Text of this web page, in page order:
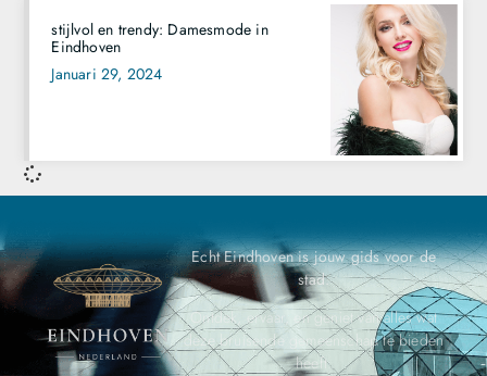
stijlvol en trendy: Damesmode in
Eindhoven
Januari 29, 2024
Echt Eindhoven is jouw gids voor de
stad.
Ontdek, ervaar, en geniet van alles wat
deze bruisende gemeenschap te bieden
heeft.